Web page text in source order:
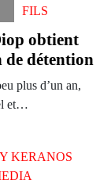
FILS
obtient
détention
plus d’un an,
et…
KERANOS